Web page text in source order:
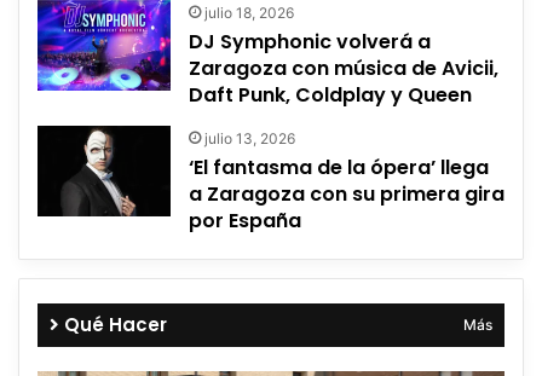
julio 18, 2026
DJ Symphonic volverá a
Zaragoza con música de Avicii,
Daft Punk, Coldplay y Queen
julio 13, 2026
‘El fantasma de la ópera’ llega
a Zaragoza con su primera gira
por España
Qué Hacer Más